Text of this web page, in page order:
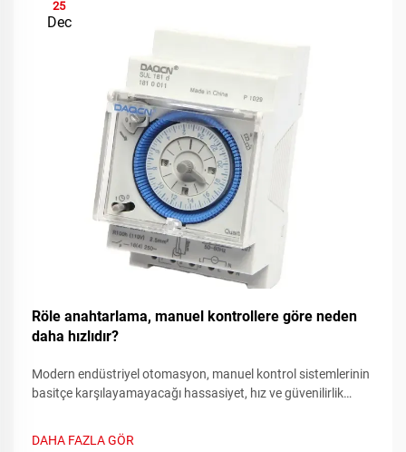
25
Dec
Röle anahtarlama, manuel kontrollere göre neden
daha hızlıdır?
Modern endüstriyel otomasyon, manuel kontrol sistemlerinin
basitçe karşılayamayacağı hassasiyet, hız ve güvenilirlik
röle sistemlere geçiş, elektrik kontrol sistemlerindeki en önemli
DAHA FAZLA GÖR